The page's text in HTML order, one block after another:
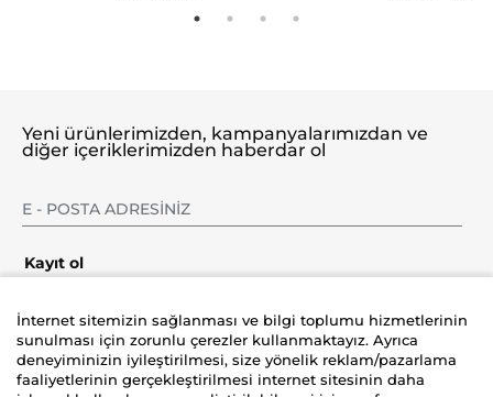
Şirket
Yeni ürünlerimizden, kampanyalarımızdan ve
diğer içeriklerimizden haberdar ol
Kayıt ol
İnternet sitemizin sağlanması ve bilgi toplumu hizmetlerinin
sunulması için zorunlu çerezler kullanmaktayız. Ayrıca
deneyiminizin iyileştirilmesi, size yönelik reklam/pazarlama
faaliyetlerinin gerçekleştirilmesi internet sitesinin daha